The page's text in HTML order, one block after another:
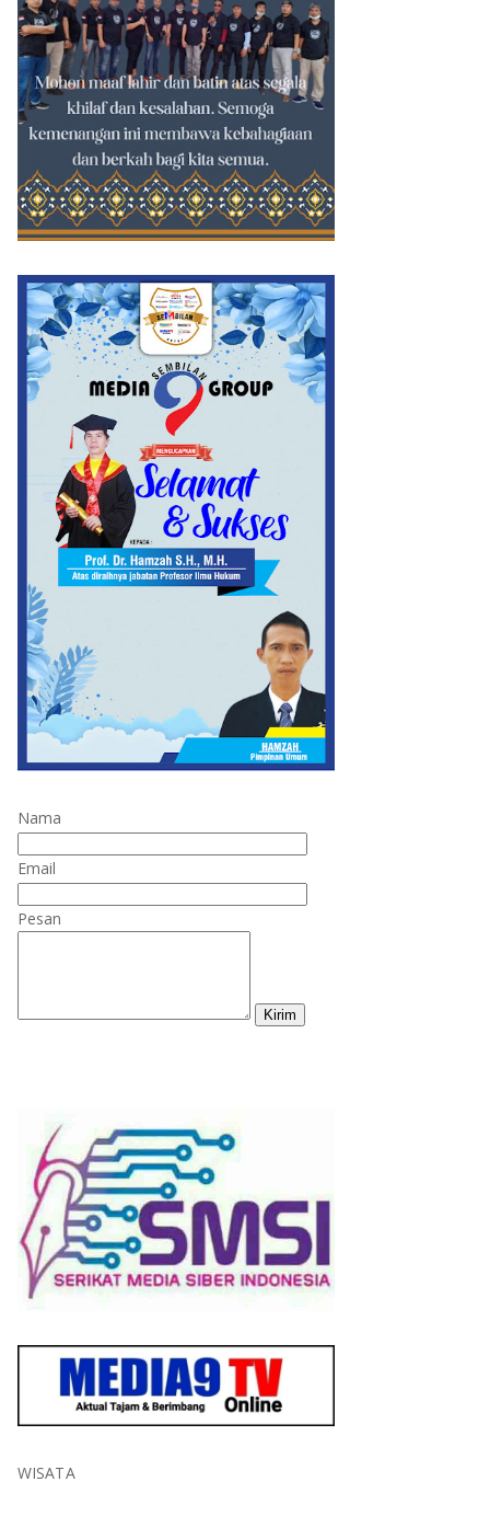
Nama
Email
Pesan
WISATA